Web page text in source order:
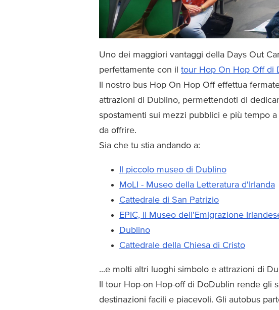
Uno dei maggiori vantaggi della Days Out
perfettamente con il tour Hop On Hop Off di
Il nostro bus Hop On Hop Off effettua
attrazioni di Dublino, permettendoti di
spostamenti sui mezzi pubblici e più tempo
da offrire.
Sia che tu stia andando a:
Il piccolo museo di Dublino
MoLI - Museo della Letteratura d'Irlanda
Cattedrale di San Patrizio
EPIC, il Museo dell'Emigrazione
Dublino
Cattedrale della Chiesa di Cristo
...e molti altri luoghi simbolo e attrazioni di
Il tour Hop-on Hop-off di DoDublin rende gli
destinazioni facili e piacevoli. Gli autobus